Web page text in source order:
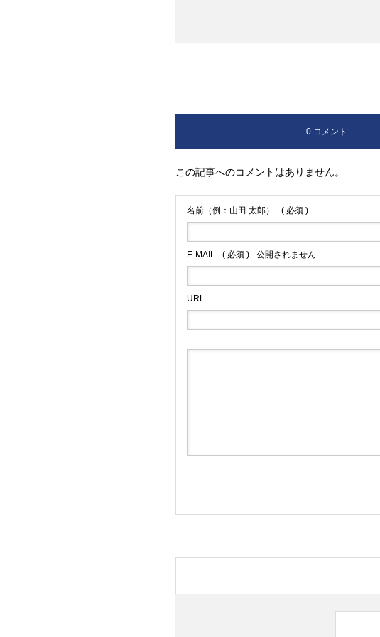
0 コメント
この記事へのコメントはありません。
名前（例：山田 太郎） ( 必須 )
E-MAIL ( 必須 ) - 公開されません -
URL